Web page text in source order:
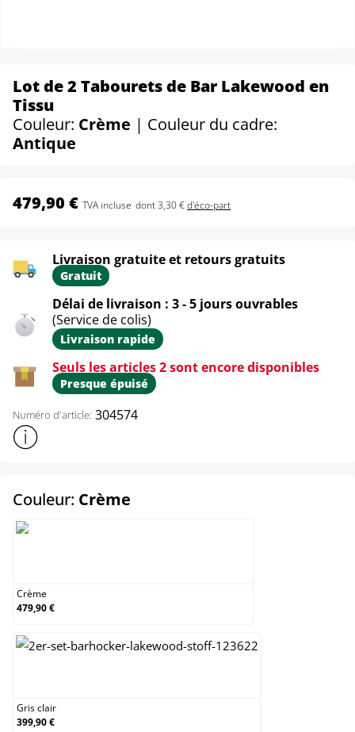
Lot de 2 Tabourets de Bar Lakewood en
Tissu
Couleur: Crème | Couleur du cadre:
Antique
479,90 € TVA incluse dont 3,30 €d'éco-part
Livraison gratuite et retours gratuits
Gratuit
Délai de livraison : 3 - 5 jours ouvrables
(Service de colis)
Livraison rapide
Seuls les articles 2 sont encore disponibles
Presque épuisé
Numéro d'article: 304574
Afficher plus d'informations sur le produit
Couleur: Crème
Crème
479,90 €
Gris clair
399,90 €